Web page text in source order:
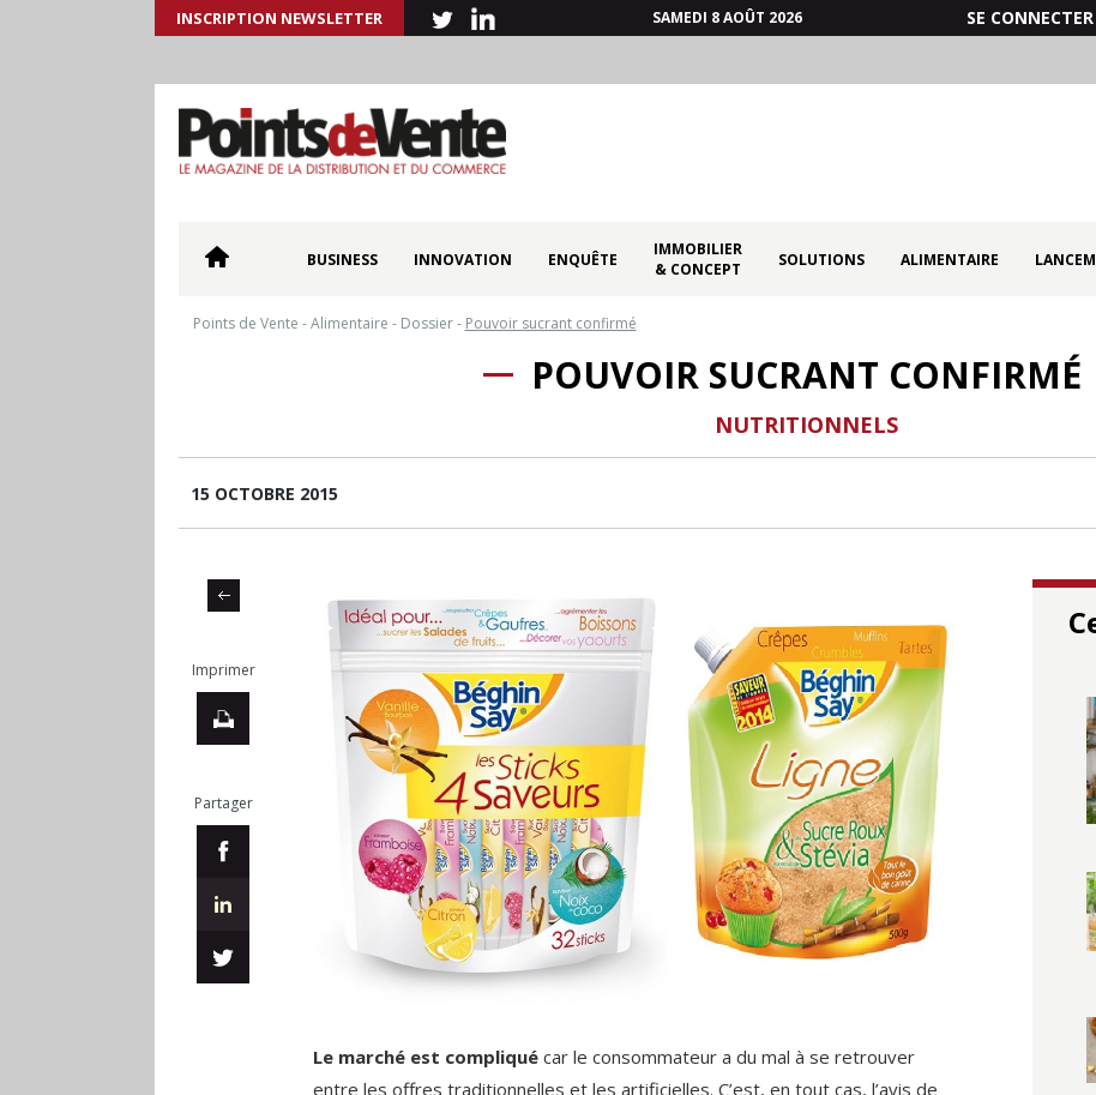
INSCRIPTION NEWSLETTER SAMEDI 8 AOÛT 2026 SE CONNECTER
BUSINESS INNOVATION ENQUÊTE
IMMOBILIER
& CONCEPT
SOLUTIONS ALIMENTAIRE
Points de Vente -Alimentaire - Dossier- Pouvoir sucrant confirmé
POUVOIR SUCRANT CONFIRMÉ
NUTRITIONNELS
15 OCTOBRE 2015
Imprimer
Partager
Le marché est compliqué car le consommateur a du mal à se retrouver
entre les offres traditionnelles et les artificielles. C’est, en tout cas, l’avis de